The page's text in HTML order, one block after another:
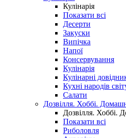
Кулінарія
Показати всі
Десерти
Закуски
Випічка
Напої
Консервування
Кулінарія
Кулінарні
Кухні народів
Салати
Дозвілля. Хоббі.
Дозвілля. Хоббі.
Показати всі
Риболовля